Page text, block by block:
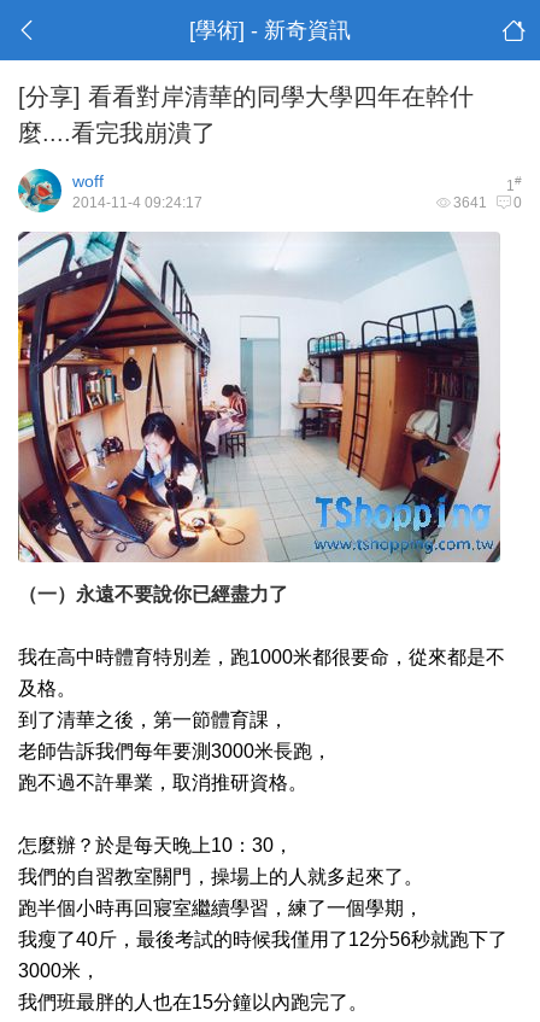
[學術] - 新奇資訊
[分享] 看看對岸清華的同學大學四年在幹什
麼....看完我崩潰了
1#
woff
3641 0
2014-11-4 09:24:17
（一）永遠不要說你已經盡力了
我在高中時體育特別差，跑1000米都很要命，從來都是不
及格。
到了清華之後，第一節體育課，
老師告訴我們每年要測3000米長跑，
跑不過不許畢業，取消推研資格。
怎麼辦？於是每天晚上10：30，
我們的自習教室關門，操場上的人就多起來了。
跑半個小時再回寢室繼續學習，練了一個學期，
我瘦了40斤，最後考試的時候我僅用了12分56秒就跑下了
3000米，
我們班最胖的人也在15分鐘以內跑完了。